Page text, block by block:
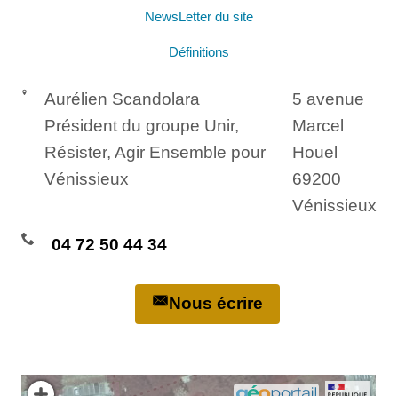
NewsLetter du site
Définitions
Aurélien Scandolara
Président du groupe Unir,
Résister, Agir Ensemble pour
Vénissieux
5 avenue
Marcel
Houel
69200
Vénissieux
04 72 50 44 34
Nous écrire